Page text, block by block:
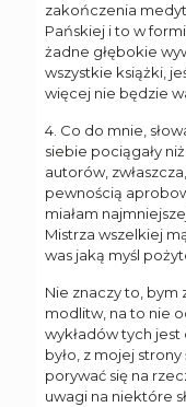
zakończenia
Pańskiej i to w
żadne głębokie
wszystkie książki,
więcej nie będzie
4. Co do mnie,
siebie pociągały
autorów,
pewnością
miałam
Mistrza wszelkiej
was jaką myśl
Nie znaczy to, bym
modlitw, na to nie
wykładów tych jest
było, z mojej strony
porywać się na
uwagi na niektóre